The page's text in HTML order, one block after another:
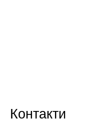
Контакти